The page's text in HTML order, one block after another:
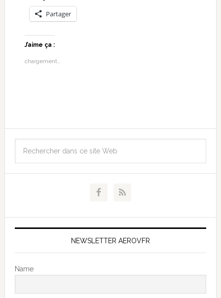
Partager
J’aime ça :
chargement…
NEWSLETTER AEROVFR
Name